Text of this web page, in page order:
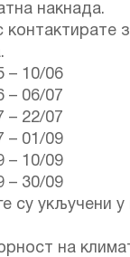
накнада.
– 10/06
– 06/07
– 22/07
– 01/09
– 10/09
– 30/09
су укључени у
на